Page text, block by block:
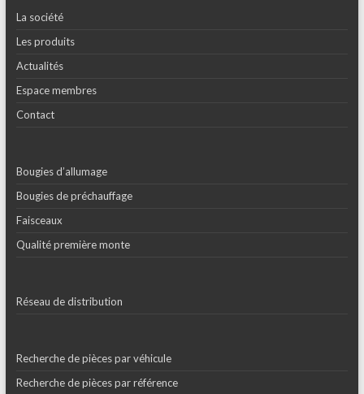
La société
Les produits
Actualités
Espace membres
Contact
Bougies d’allumage
Bougies de préchauffage
Faisceaux
Qualité première monte
Réseau de distribution
Recherche de pièces par véhicule
Recherche de pièces par référence